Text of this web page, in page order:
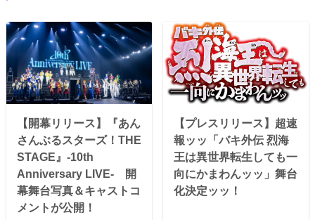
【開幕リリース】『あん
さんぶるスターズ！THE
STAGE』-10th
Anniversary LIVE- 開
幕舞台写真＆キャストコ
メントが公開！
【プレスリリース】超速
報ッッ「バキ外伝 烈海
王は異世界転生しても一
向にかまわんッッ」舞台
化決定ッッ！